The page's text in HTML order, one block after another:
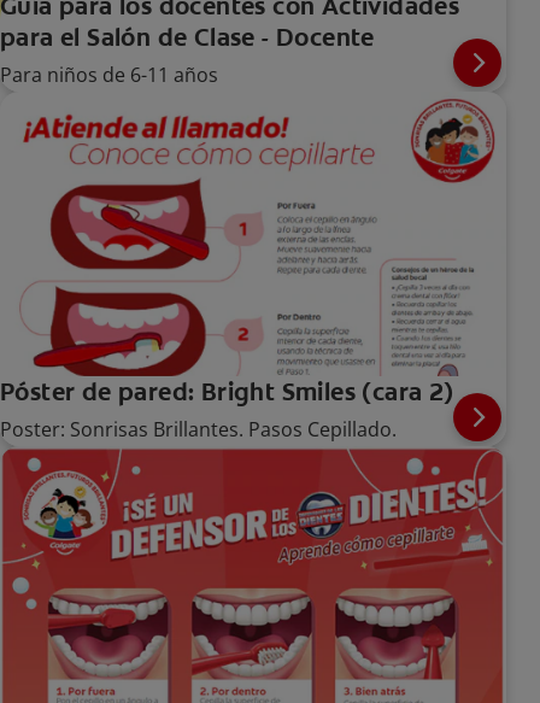
Guía para los docentes con Actividades
para el Salón de Clase - Docente
Para niños de 6-11 años
Póster de pared: Bright Smiles (cara 2)
Poster: Sonrisas Brillantes. Pasos Cepillado.